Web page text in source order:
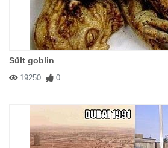
Sült goblin
19250 0